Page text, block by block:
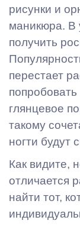
рисунки и
маникюра. В
получить
перестает
глянцевое
такому
ногти будут
Как видите,
отличается
найти тот,